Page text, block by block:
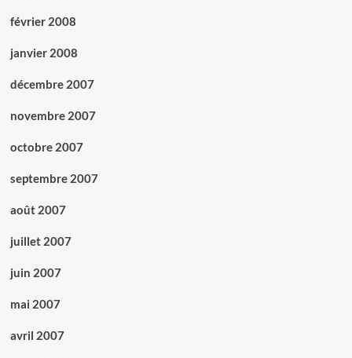
février 2008
janvier 2008
décembre 2007
novembre 2007
octobre 2007
septembre 2007
août 2007
juillet 2007
juin 2007
mai 2007
avril 2007